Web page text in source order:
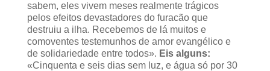
sabem, eles vivem meses realmente trágicos
pelos efeitos devastadores do furacão que
destruiu a ilha. Recebemos de lá muitos e
comoventes testemunhos de amor evangélico e
de solidariedade entre todos». Eis alguns:
«Cinquenta e seis dias sem luz, e água só por 30